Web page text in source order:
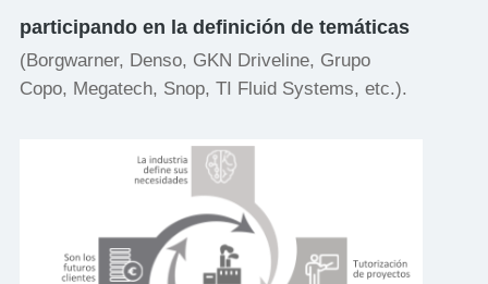
participando en la definición de temáticas
(Borgwarner, Denso, GKN Driveline, Grupo
Copo, Megatech, Snop, TI Fluid Systems, etc.).